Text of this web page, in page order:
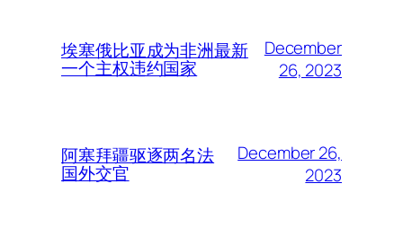
埃塞俄比亚成为非洲最新
一个主权违约国家
December
26, 2023
阿塞拜疆驱逐两名法
国外交官
December 26,
2023